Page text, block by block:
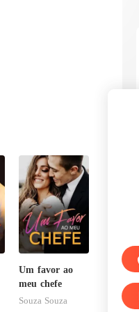
Um favor ao
meu chefe
Souza Souza